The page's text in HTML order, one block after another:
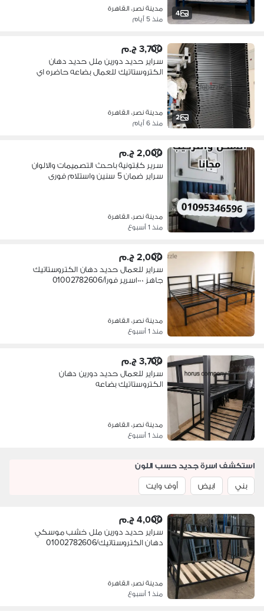
4
مدينة نصر، القاهرة
منذ 5 أيام
2
3,700 ج.م
سراير حديد دورين ملل حديد دهان
الكتروستاتيك للعمال بضاعه حاضره اي
مدينة نصر، القاهرة
منذ 6 أيام
2,000 ج.م
سرير كابتونية باحدث التصميمات والالوان
سراير ضمان 5 سنين واستلام فورى
مدينة نصر، القاهرة
منذ 1 أسبوع
2,000 ج.م
سراير للعمال حديد دهان الكتروستاتيك
جاهز ١٠٠٠سرير فورآ/01002782606
مدينة نصر، القاهرة
منذ 1 أسبوع
3,700 ج.م
سراير للعمال حديد دورين دهان
الكتروستاتيك بضاعه
مدينة نصر، القاهرة
منذ 1 أسبوع
استكشف اسرة جديد حسب اللون
بني
ابيض أوف وايت
4,000 ج.م
سراير حديد دورين ملل خشب موسكي
دهان الكتروستاتيك/01002782606
مدينة نصر، القاهرة
منذ 1 أسبوع